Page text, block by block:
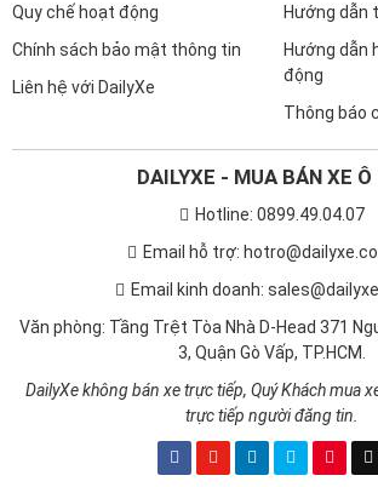
Quy chế hoạt động
Chính sách bảo mật thông tin
Liên hệ với DailyXe
Hướng dẫn
Hướng dẫn
động
Thông báo
DAILYXE - MUA BÁN XE Ô
Hotline: 0899.49.04.07
Email hỗ trợ:
Email kinh doanh:
Văn phòng: Tầng Trệt Tòa Nhà D-Head 371
3, Quận Gò Vấp, TP.HCM.
DailyXe không bán xe trực tiếp, Quý Khách mua
trực tiếp người đăng tin.